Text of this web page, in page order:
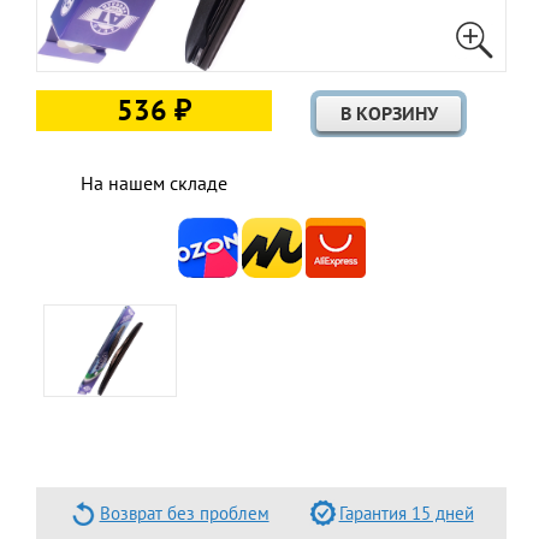
536 ₽
На нашем складе
Возврат без проблем Гарантия 15 дней